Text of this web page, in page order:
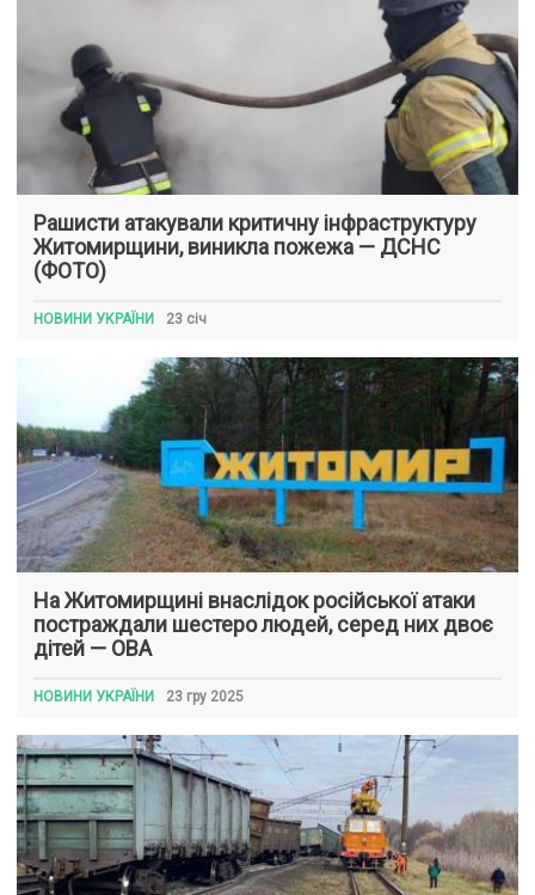
Рашисти атакували критичну інфраструктуру
Житомирщини, виникла пожежа — ДСНС
(ФОТО)
НОВИНИ УКРАЇНИ 23 січ
На Житомирщині внаслідок російської атаки
постраждали шестеро людей, серед них двоє
дітей — ОВА
НОВИНИ УКРАЇНИ 23 гру 2025